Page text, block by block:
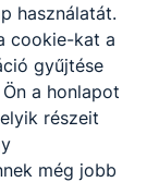
7. 19:00
használatát.
cookie-kat a
gyűjtése
a honlapot
részeit
még jobb